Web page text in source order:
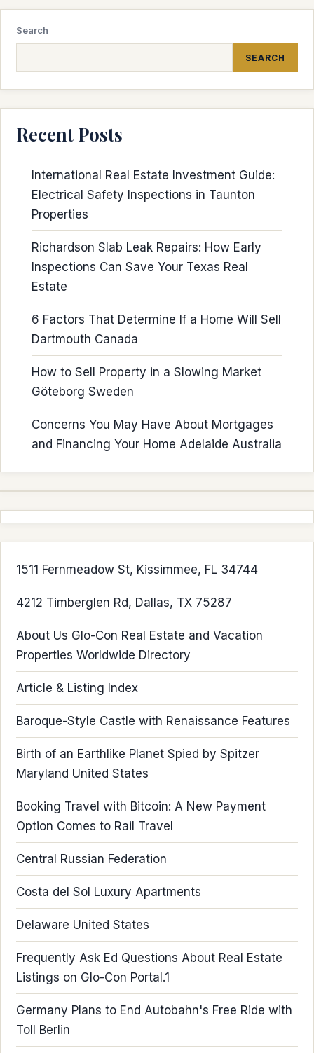
Search
SEARCH
Recent Posts
International Real Estate Investment Guide:
Electrical Safety Inspections in Taunton
Properties
Richardson Slab Leak Repairs: How Early
Inspections Can Save Your Texas Real
Estate
6 Factors That Determine If a Home Will Sell
Dartmouth Canada
How to Sell Property in a Slowing Market
Göteborg Sweden
Concerns You May Have About Mortgages
and Financing Your Home Adelaide Australia
1511 Fernmeadow St, Kissimmee, FL 34744
4212 Timberglen Rd, Dallas, TX 75287
About Us Glo-Con Real Estate and Vacation
Properties Worldwide Directory
Article & Listing Index
Baroque-Style Castle with Renaissance Features
Birth of an Earthlike Planet Spied by Spitzer
Maryland United States
Booking Travel with Bitcoin: A New Payment
Option Comes to Rail Travel
Central Russian Federation
Costa del Sol Luxury Apartments
Delaware United States
Frequently Ask Ed Questions About Real Estate
Listings on Glo-Con Portal.1
Germany Plans to End Autobahn's Free Ride with
Toll Berlin